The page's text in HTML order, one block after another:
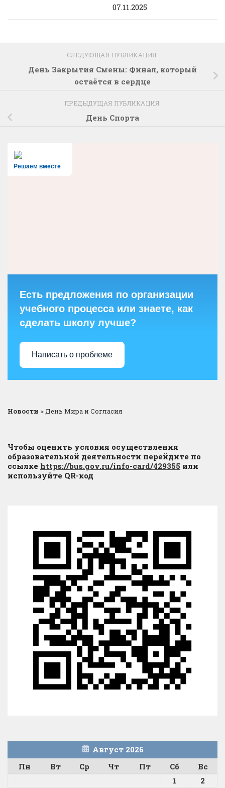
07.11.2025
СЛЕДУЮЩАЯ ПУБЛИКАЦИЯ
День Закрытия Смены: Финал, который
остаётся в сердце
ПРЕДЫДУЩАЯ ПУБЛИКАЦИЯ
День Спорта
Решаем вместе
Есть предложения по организации
учебного процесса или знаете, как
сделать школу лучше?
Написать о проблеме
Новости > День Мира и Согласия
Чтобы оценить условия осуществления
образовательной деятельности перейдите по
ссылке https://bus.gov.ru/info-card/429355 или
используйте QR-код
Август 2026
Пн
Вт Ср Чт Пт Сб
Вс
1
2